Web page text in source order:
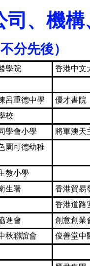
司、機
分先後）
學院
香港中文
呂重德中學
優才書院
校
學會小學
將軍澳天
園可德幼稚
教小學
生署
香港貿易
香港道路
進會
創意創業
秋聯誼會
俊善堂中